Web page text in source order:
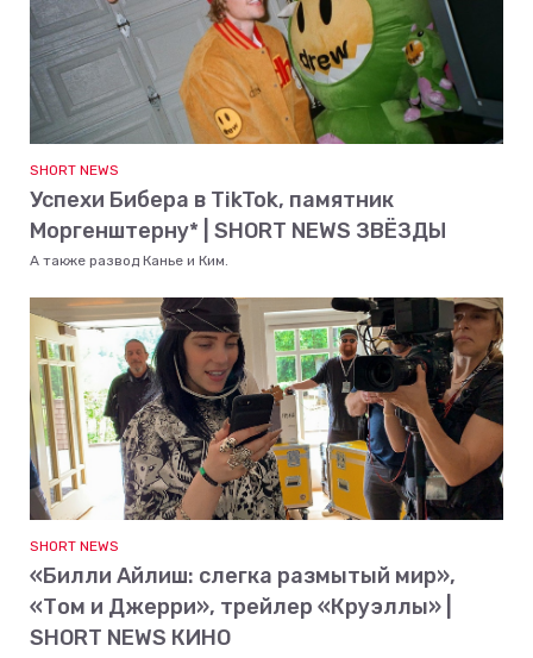
SHORT NEWS
Успехи Бибера в TikTok, памятник
Моргенштерну* | SHORT NEWS ЗВЁЗДЫ
А также развод Канье и Ким.
SHORT NEWS
«Билли Айлиш: слегка размытый мир»,
«Том и Джерри», трейлер «Круэллы» |
SHORT NEWS КИНО